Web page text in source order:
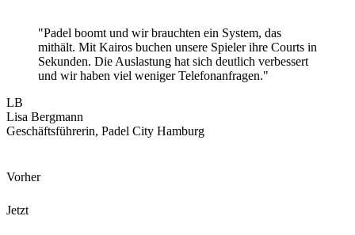
"Padel boomt und wir brauchten ein System, das
mithält. Mit Kairos buchen unsere Spieler ihre Courts in
Sekunden. Die Auslastung hat sich deutlich verbessert
und wir haben viel weniger Telefonanfragen."
LB
Lisa Bergmann
Geschäftsführerin, Padel City Hamburg
Vorher
Jetzt